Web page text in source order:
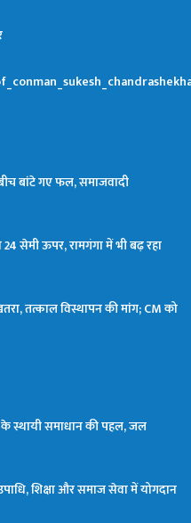
बांटे गए फल, समाजवादी
सेमी ऊपर, रामगंगा में भी बढ़ रहा
तत्काल विस्थापन की मांग; CM को
स्थायी समाधान की पहल, जल
शिक्षा और समाज सेवा में योगदान